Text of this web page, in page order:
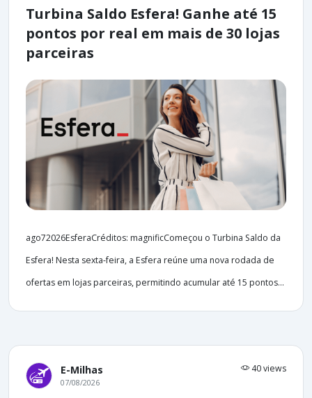
Turbina Saldo Esfera! Ganhe até 15
pontos por real em mais de 30 lojas
parceiras
ago72026EsferaCréditos: magnificComeçou o Turbina Saldo da
Esfera! Nesta sexta-feira, a Esfera reúne uma nova rodada de
ofertas em lojas parceiras, permitindo acumular até 15 pontos...
E-Milhas 40 views
07/08/2026